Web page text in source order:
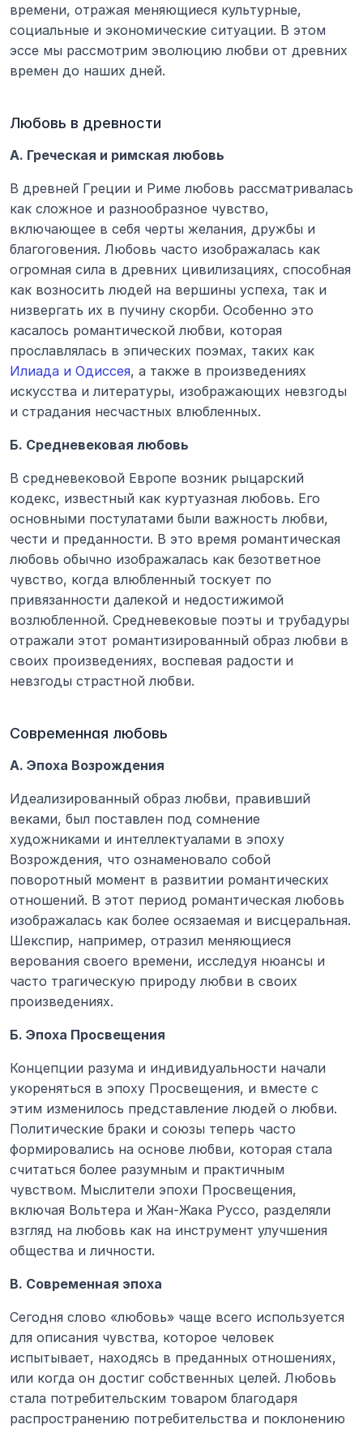
времени, отражая меняющиеся культурные,
социальные и экономические ситуации. В этом
эссе мы рассмотрим эволюцию любви от древних
времен до наших дней.
Любовь в древности
А. Греческая и римская любовь
В древней Греции и Риме любовь рассматривалась
как сложное и разнообразное чувство,
включающее в себя черты желания, дружбы и
благоговения. Любовь часто изображалась как
огромная сила в древних цивилизациях, способная
как возносить людей на вершины успеха, так и
низвергать их в пучину скорби. Особенно это
касалось романтической любви, которая
Илиада и Одиссея, а также в произведениях
искусства и литературы, изображающих невзгоды
и страдания несчастных влюбленных.
Б. Средневековая любовь
В средневековой Европе возник рыцарский
кодекс, известный как куртуазная любовь. Его
основными постулатами были важность любви,
чести и преданности. В это время романтическая
любовь обычно изображалась как безответное
чувство, когда влюбленный тоскует по
привязанности далекой и недостижимой
возлюбленной. Средневековые поэты и трубадуры
отражали этот романтизированный образ любви в
своих произведениях, воспевая радости и
невзгоды страстной любви.
Современная любовь
А. Эпоха Возрождения
Идеализированный образ любви, правивший
веками, был поставлен под сомнение
художниками и интеллектуалами в эпоху
Возрождения, что ознаменовало собой
поворотный момент в развитии романтических
отношений. В этот период романтическая любовь
изображалась как более осязаемая и висцеральная.
Шекспир, например, отразил меняющиеся
верования своего времени, исследуя нюансы и
часто трагическую природу любви в своих
произведениях.
Б. Эпоха Просвещения
Концепции разума и индивидуальности начали
укореняться в эпоху Просвещения, и вместе с
этим изменилось представление людей о любви.
Политические браки и союзы теперь часто
формировались на основе любви, которая стала
считаться более разумным и практичным
чувством. Мыслители эпохи Просвещения,
включая Вольтера и Жан-Жака Руссо, разделяли
взгляд на любовь как на инструмент улучшения
общества и личности.
В. Современная эпоха
Сегодня слово «любовь» чаще всего используется
для описания чувства, которое человек
испытывает, находясь в преданных отношениях,
или когда он достиг собственных целей. Любовь
стала потребительским товаром благодаря
распространению потребительства и поклонению